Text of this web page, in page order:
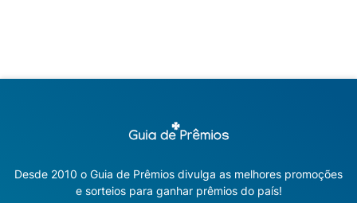
Desde 2010 o Guia de Prêmios divulga as melhores promoções
e sorteios para ganhar prêmios do país!